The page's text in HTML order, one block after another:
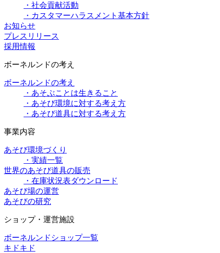
・社会貢献活動
・カスタマーハラスメント基本方針
お知らせ
プレスリリース
採用情報
ボーネルンドの考え
ボーネルンドの考え
・あそぶことは生きること
・あそび環境に対する考え方
・あそび道具に対する考え方
事業内容
あそび環境づくり
・実績一覧
世界のあそび道具の販売
・在庫状況表ダウンロード
あそび場の運営
あそびの研究
ショップ・運営施設
ボーネルンドショップ一覧
キドキド